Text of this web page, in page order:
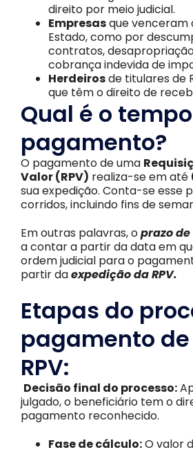
direito por meio judicial.
Empresasque venceram
Estado, como por
contratos,
cobrança indevida de
Herdeirosde titulares de
que têm o direito de
Qual é o
pagamento?
O pagamento de uma
Valor (RPV) realiza-se em até
sua expedição. Conta-se esse
corridos, incluindo fins de
Em outras palavras, oprazo
a contar a partir da data em
ordem judicial para o
partir daexpedição da RPV.
Etapas do
pagamento
RPV:
Decisão final do processo:
julgado, o beneficiário tem o
pagamento reconhecido.
Fase de cálculo:O valor